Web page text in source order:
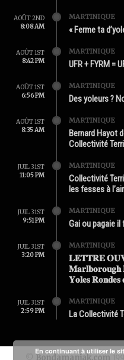
AOÛT 2ND
8:08 AM
MARTINIQUE
« Ferme ta
AOÛT 1ST
8:42 PM
MARTINIQUE
UFR + FYRM =
AOÛT 1ST
6:56 PM
MARTINIQUE
Des yoleurs ?
AOÛT 1ST
8:35 AM
MARTINIQUE
Bernard Hayot
Collectivité
JUIL 31ST
11:05 PM
MARTINIQUE
Collectivité
les fesses à l’air
JUIL 31ST
9:51 PM
MARTINIQUE
Gai ou pagaie
JUIL 31ST
3:20 PM
MARTINIQUE
𝐋𝐄𝐓𝐓𝐑𝐄
𝐌𝐚𝐫𝐥𝐛𝐨𝐫𝐨𝐮𝐠𝐡
𝐘𝐨𝐥𝐞𝐬 𝐑𝐨𝐧𝐝𝐞𝐬
JUIL 31ST
2:59 PM
MARTINIQUE
La Collectivité
Bondamanjak.com
En continuant à utiliser le